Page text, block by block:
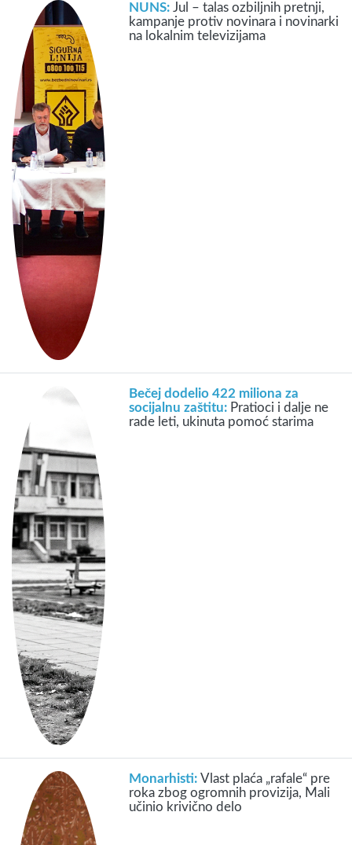
NUNS:Jul – talas ozbiljnih pretnji,
kampanje protiv novinara i novinarki
na lokalnim televizijama
Bečej dodelio 422 miliona za
socijalnu zaštitu: Pratioci i dalje ne
rade leti, ukinuta pomoć starima
Monarhisti:Vlast plaća „rafale“ pre
roka zbog ogromnih provizija, Mali
učinio krivično delo